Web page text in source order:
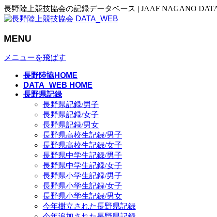
長野陸上競技協会の記録データベース | JAAF NAGANO
MENU
メニューを飛ばす
長野陸協HOME
DATA_WEB HOME
長野県記録
長野県記録/男子
長野県記録/女子
長野県記録/男女
長野県高校生記録/男子
長野県高校生記録/女子
長野県中学生記録/男子
長野県中学生記録/女子
長野県小学生記録/男子
長野県小学生記録/女子
長野県小学生記録/男女
今年樹立された長野県記録